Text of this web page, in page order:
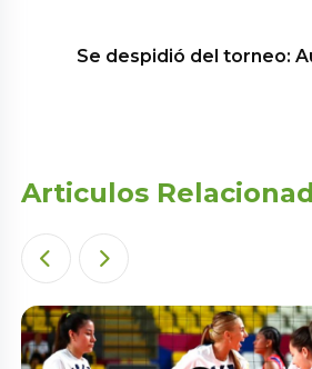
Se despidió del torneo:
Articulos